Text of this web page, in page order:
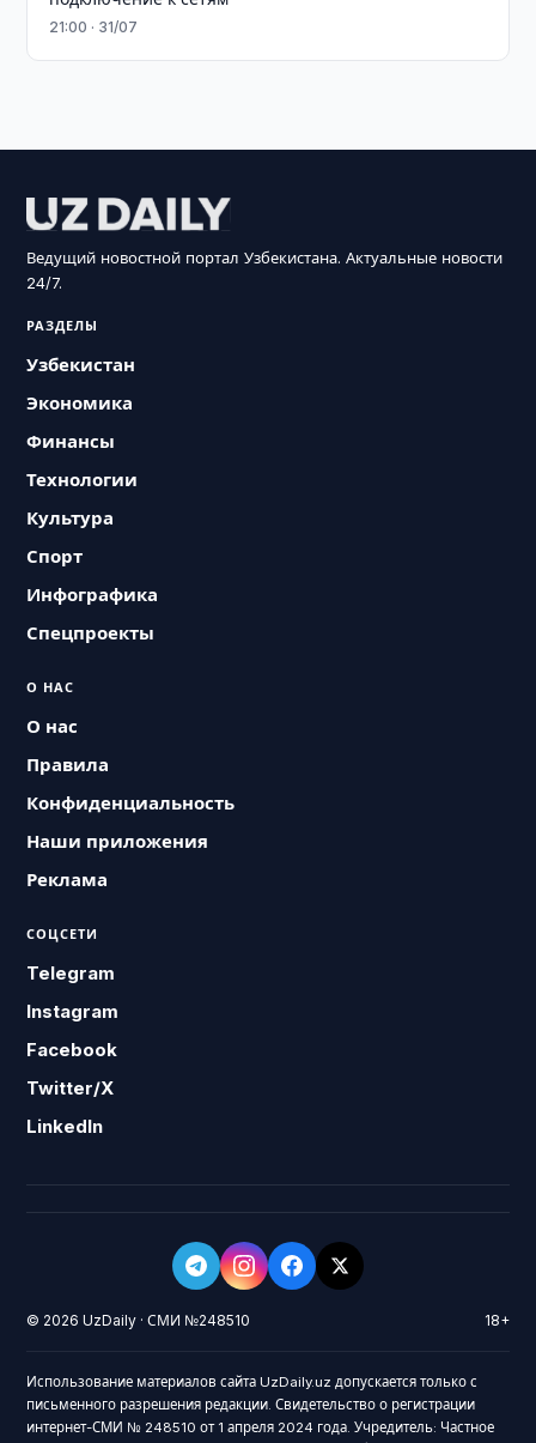
21:00 · 31/07
Ведущий новостной портал Узбекистана. Актуальные новости
24/7.
РАЗДЕЛЫ
Узбекистан
Экономика
Финансы
Технологии
Культура
Спорт
Инфографика
Спецпроекты
О НАС
О нас
Правила
Конфиденциальность
Наши приложения
Реклама
СОЦСЕТИ
Telegram
Instagram
Facebook
Twitter/X
LinkedIn
© 2026 UzDaily · СМИ №248510 18+
Использование материалов сайта UzDaily.uz допускается только с
письменного разрешения редакции. Свидетельство о регистрации
интернет-СМИ № 248510 от 1 апреля 2024 года. Учредитель: Частное